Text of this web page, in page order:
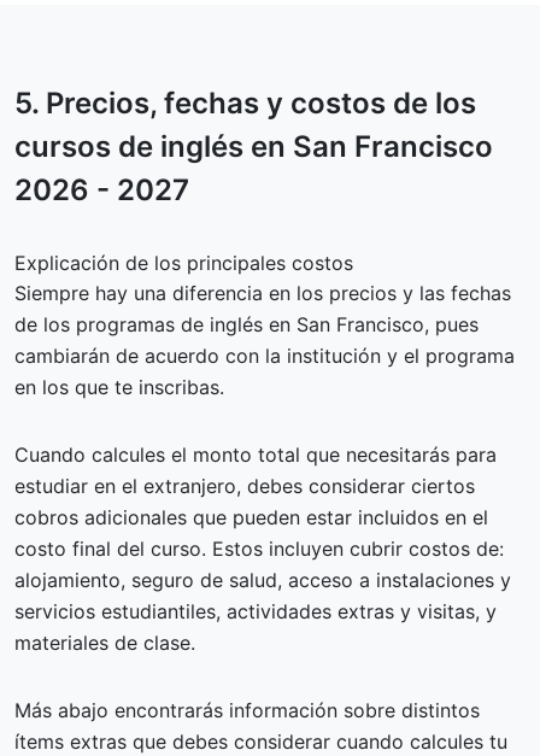
5. Precios, fechas y costos de los
cursos de inglés en San Francisco
2026 - 2027
Explicación de los principales costos
Siempre hay una diferencia en los precios y las fechas
de los programas de inglés en San Francisco, pues
cambiarán de acuerdo con la institución y el programa
en los que te inscribas.
Cuando calcules el monto total que necesitarás para
estudiar en el extranjero, debes considerar ciertos
cobros adicionales que pueden estar incluidos en el
costo final del curso. Estos incluyen cubrir costos de:
alojamiento, seguro de salud, acceso a instalaciones y
servicios estudiantiles, actividades extras y visitas, y
materiales de clase.
Más abajo encontrarás información sobre distintos
ítems extras que debes considerar cuando calcules tu